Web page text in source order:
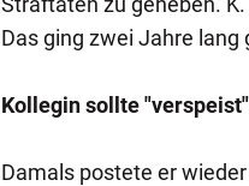
Das ging zwei Jahre lang
Kollegin sollte
Damals postete er